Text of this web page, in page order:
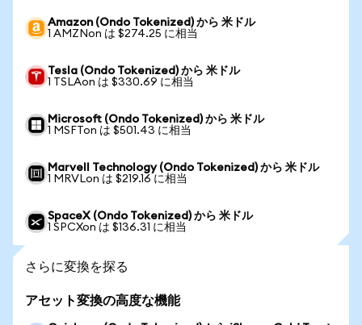
Amazon (Ondo Tokenized) から 米ドル
1 AMZNon は $274.25 に相当
Tesla (Ondo Tokenized) から 米ドル
1 TSLAon は $330.69 に相当
Microsoft (Ondo Tokenized) から 米ドル
1 MSFTon は $501.43 に相当
Marvell Technology (Ondo Tokenized) から 米ドル
1 MRVLon は $219.16 に相当
SpaceX (Ondo Tokenized) から 米ドル
1 SPCXon は $136.31 に相当
さらに変換を探る
アセット変換の高度な機能